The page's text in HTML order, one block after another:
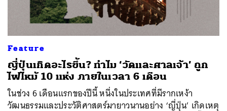
Feature
ญี่ปุ่นเกิดอะไรขึ้น? ทำไม ‘วัดและศาลเจ้า’ ถูก
ไฟไหม้ 10 แห่ง ภายในเวลา 6 เดือน
ในช่วง 6 เดือนแรกของปีนี้ หนึ่งในประเทศที่มีรากเหง้า
วัฒนธรรมและประวัติศาสตร์มายาวนานอย่าง ‘ญี่ปุ่น’ เกิดเหตุ